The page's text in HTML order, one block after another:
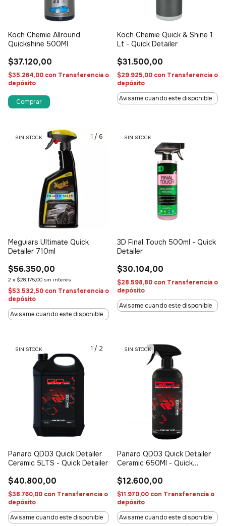
Koch Chemie Allround
Quickshine 500Ml
$37.120,00
$35.264,00 con Transferencia o
depósito
Koch Chemie Quick & Shine 1
Lt - Quick Detailer
$31.500,00
$29.925,00 con Transferencia o
depósito
Avisame cuando este disponible
1 / 6
SIN STOCK
Meguiars Ultimate Quick
Detailer 710ml
$56.350,00
2 x $28.175,00 sin interés
$53.532,50 con Transferencia o
depósito
Avisame cuando este disponible
SIN STOCK
3D Final Touch 500ml - Quick
Detailer
$30.104,00
$28.598,80 con Transferencia o
depósito
Avisame cuando este disponible
1 / 2
SIN STOCK
Panaro QD03 Quick Detailer
Ceramic 5LTS - Quick Detailer
$40.800,00
$38.760,00 con Transferencia o
depósito
Avisame cuando este disponible
SIN STOCK
Panaro QD03 Quick Detailer
Ceramic 650Ml - Quick
$12.600,00
$11.970,00 con Transferencia o
depósito
Avisame cuando este disponible